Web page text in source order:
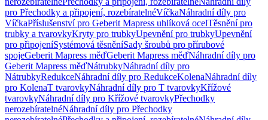
pro Přechodky a připojení, rozebíratelnéVíčkaNáhradní díly pro
VíčkaPříslušenství pro Geberit Mapress uhlíková ocelTěsnění pro
trubky a tvarovkyKryty pro trubkyUpevnění pro trubkyUpevnění
pro připojeníSystémová těsněníSady šroubů pro přírubové
spojeGeberit Mapress měďGeberit Mapress měďNáhradní díly pro
Geberit Mapress měďNátrubkyNáhradní díly pro
NátrubkyRedukceNáhradní díly pro RedukceKolenaNáhradní díly
pro KolenaT tvarovkyNáhradní díly pro T tvarovkyKřížové
tvarovkyNáhradní díly pro Křížové tvarovkyPřechodky
nerozebíratelnéNáhradní díly pro Přechodky